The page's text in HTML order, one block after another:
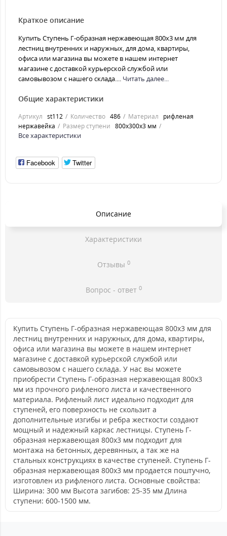
Краткое описание
Купить Ступень Г-образная нержавеющая 800x3 мм для
лестниц внутренних и наружных, для дома, квартиры,
офиса или магазина вы можете в нашем интернет
магазине с доставкой курьерской службой или
самовывозом с нашего склада.... Читать далее...
Общие характеристики
Артикул st112 Количество 486 Материал
рифленая
нержавейка
Размер ступени 800x300x3 мм
Все характеристики
Facebook Twitter
Описание
Характеристики
Отзывы 0
Вопрос - ответ 0
Купить Ступень Г-образная нержавеющая 800x3 мм для
лестниц внутренних и наружных, для дома, квартиры,
офиса или магазина вы можете в нашем интернет
магазине с доставкой курьерской службой или
самовывозом с нашего склада. У нас вы можете
приобрести Ступень Г-образная нержавеющая 800x3
мм из прочного рифленого листа и качественного
материала. Рифленый лист идеально подходит для
ступеней, его поверхность не скользит а
дополнительные изгибы и ребра жесткости создают
мощный и надежный каркас лестницы. Ступень Г-
образная нержавеющая 800x3 мм подходит для
монтажа на бетонных, деревянных, а так же на
стальных конструкциях в качестве ступеней. Ступень Г-
образная нержавеющая 800x3 мм продается поштучно,
изготовлен из рифленого листа. Основные свойства:
Ширина: 300 мм Высота загибов: 25-35 мм Длина
ступени: 600-1500 мм.